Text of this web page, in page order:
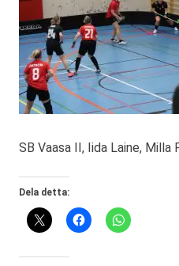
SB Vaasa II, Iida Laine, Milla
Dela detta: